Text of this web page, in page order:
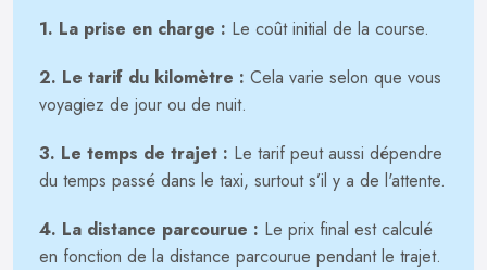
1. La prise en charge : Le coût initial de la course.
2. Le tarif du kilomètre : Cela varie selon que vous
voyagiez de jour ou de nuit.
3. Le temps de trajet : Le tarif peut aussi dépendre
du temps passé dans le taxi, surtout s’il y a de l'attente.
4. La distance parcourue : Le prix final est calculé
en fonction de la distance parcourue pendant le trajet.